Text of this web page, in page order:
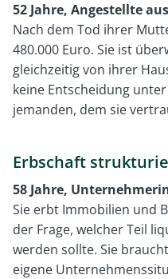
52 Jahre, Angestellte
Nach dem Tod ihrer
480.000 Euro. Sie ist
gleichzeitig von ihrer
keine Entscheidung
jemanden, dem sie
Erbschaft
58 Jahre,
Sie erbt Immobilien und
der Frage, welcher Teil
werden sollte. Sie
eigene